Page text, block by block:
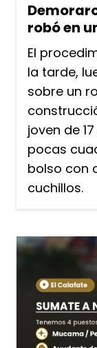
robó en
El
la tarde,
sobre un
joven de
pocas
bolso con
cuchillos.